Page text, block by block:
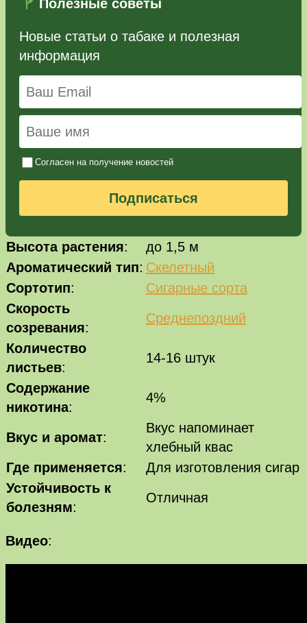
Полезные советы
Новые статьи о табаке и полезная
информация
Согласен на получение новостей
Подписаться
Высота растения:
до 1,5 м
Ароматический тип: Скелетный
Сортотип:
Сигарные сорта
Скорость
созревания:
Среднепоздний
Количество
листьев:
14-16 штук
Содержание
никотина:
4%
Вкус и аромат:
Вкус напоминает
хлебный квас
Где применяется:
Для изготовления сигар
Устойчивость к
болезням:
Отличная
Видео: